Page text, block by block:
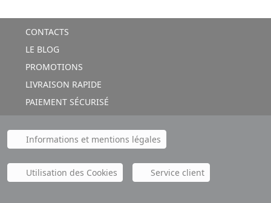
CONTACTS
LE BLOG
PROMOTIONS
LIVRAISON RAPIDE
PAIEMENT SÉCURISÉ
Informations et mentions légales
Utilisation des Cookies Service client